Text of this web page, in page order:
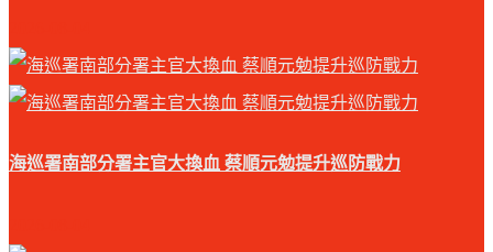
海巡署南部分署主官大換血 蔡順元勉提升巡防戰力